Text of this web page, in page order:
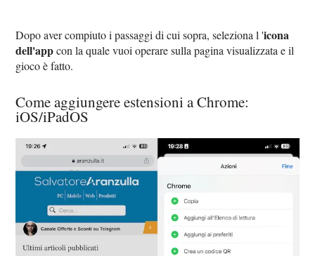
Dopo aver compiuto i passaggi di cui sopra, seleziona l 'icona
dell'appcon la quale vuoi operare sulla pagina visualizzata e il
gioco è fatto.
Come aggiungere estensioni a Chrome:
iOS/iPadOS